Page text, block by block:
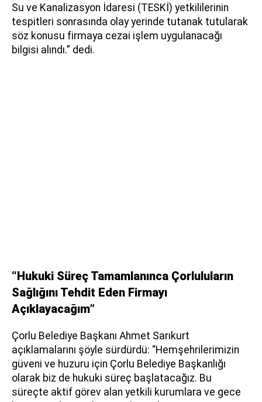
Su ve Kanalizasyon İdaresi (TESKİ) yetkililerinin
tespitleri sonrasında olay yerinde tutanak tutularak
söz konusu firmaya cezai işlem uygulanacağı
bilgisi alındı.” dedi.
“Hukuki Süreç Tamamlanınca Çorluluların
Sağlığını Tehdit Eden Firmayı
Açıklayacağım”
Çorlu Belediye Başkanı Ahmet Sarıkurt
açıklamalarını şöyle sürdürdü: “Hemşehrilerimizin
güveni ve huzuru için Çorlu Belediye Başkanlığı
olarak biz de hukuki süreç başlatacağız. Bu
süreçte aktif görev alan yetkili kurumlara ve gece